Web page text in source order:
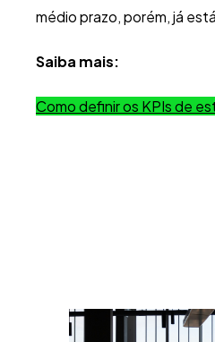
médio prazo, porém, já
Saiba mais:
Como definir os KPIs de